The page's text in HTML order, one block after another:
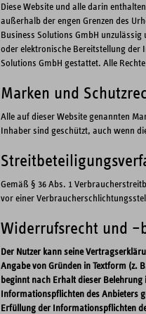
Diese Website und alle darin
außerhalb der engen Grenzen des
Business Solutions GmbH
oder elektronische Bereitstellung der
Solutions GmbH gestattet. Alle
Marken und
Alle auf dieser Website genannten
Inhaber sind geschützt, auch wenn
Gemäß § 36 Abs. 1
vor einer
Widerrufsrecht und
Der Nutzer kann seine
Angabe von Gründen in Textform (z.
beginnt nach Erhalt dieser
Informationspflichten des Anbieters
Erfüllung der Informationspflichten